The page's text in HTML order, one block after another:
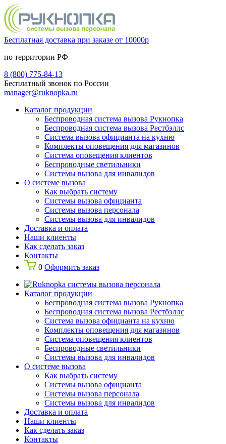
Бесплатная доставка при заказе от 10000р
по территории РФ
8 (800) 775-84-13
Бесплатный звонок по России
manager@ruknopka.ru
Каталог продукции
Беспроводная система вызова Рукнопка
Беспроводная система вызова Рестбэллс
Система вызова официанта на кухню
Комплекты оповещения для магазинов
Система оповещения клиентов
Беспроводные светильники
Системы вызова для инвалидов
О системе вызова
Как выбрать систему
Системы вызова официанта
Системы вызова персонала
Системы вызова для инвалидов
Доставка и оплата
Наши клиенты
Как сделать заказ
Контакты
0 Оформить заказ
Каталог продукции
Беспроводная система вызова Рукнопка
Беспроводная система вызова Рестбэллс
Система вызова официанта на кухню
Комплекты оповещения для магазинов
Система оповещения клиентов
Беспроводные светильники
Системы вызова для инвалидов
О системе вызова
Как выбрать систему
Системы вызова официанта
Системы вызова персонала
Системы вызова для инвалидов
Доставка и оплата
Наши клиенты
Как сделать заказ
Контакты